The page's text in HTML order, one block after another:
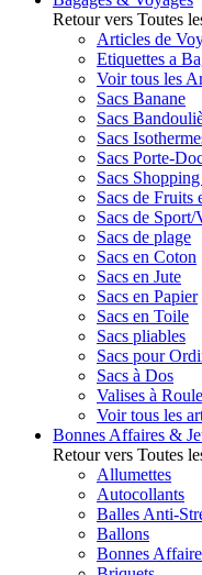
Retour vers Toutes
Articles de
Etiquettes a
Voir tous les
Sacs Banane
Sacs
Sacs
Sacs Porte-
Sacs
Sacs de Fruits
Sacs de Sport/
Sacs de plage
Sacs en Coton
Sacs en Jute
Sacs en Papier
Sacs en Toile
Sacs pliables
Sacs pour
Sacs à Dos
Valises à
Voir tous les
Bonnes Affaires &
Retour vers Toutes
Allumettes
Autocollants
Balles Anti-
Ballons
Bonnes